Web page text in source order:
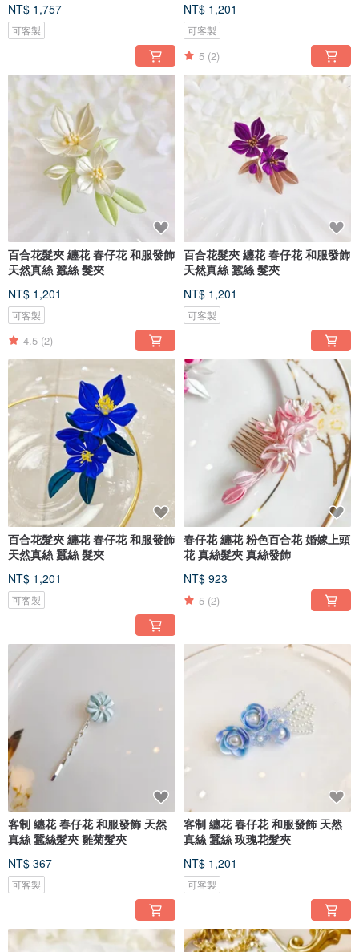
NT$ 1,757
可客製
NT$ 1,201
可客製
5 (2)
百合花髮夾 纏花 春仔花 和服發飾
天然真絲 蠶絲 髮夾
NT$ 1,201
可客製
4.5 (2)
百合花髮夾 纏花 春仔花 和服發飾
天然真絲 蠶絲 髮夾
NT$ 1,201
可客製
百合花髮夾 纏花 春仔花 和服發飾
天然真絲 蠶絲 髮夾
NT$ 1,201
可客製
春仔花 纏花 粉色百合花 婚嫁上頭
花 真絲髮夾 真絲發飾
NT$ 923
5 (2)
客制 纏花 春仔花 和服發飾 天然
真絲 蠶絲髮夾 雛菊髮夾
NT$ 367
可客製
客制 纏花 春仔花 和服發飾 天然
真絲 蠶絲 玫瑰花髮夾
NT$ 1,201
可客製